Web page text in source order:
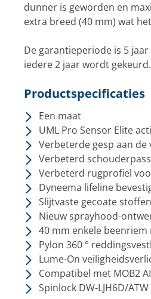
dunner is geworden en
extra breed (40 mm) wat
De garantieperiode is 5
iedere 2 jaar wordt gekeurd.
Productspecificaties
Een maat
UML Pro Sensor Elite
Verbeterde gesp aan
Verbeterd
Verbeterd rugprofiel
Dyneema lifeline
Slijtvaste gecoate
Nieuw sprayhood-
40 mm enkele
Pylon 360 °
Lume-On
Compatibel met MOB2
Spinlock DW-LJH6D/ATW